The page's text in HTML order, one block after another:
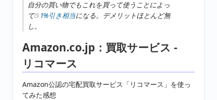
自分の買い物でもこれを買って使うことによっ
て
1%引き相当になる。デメリットほとんど無
し。
Amazon.co.jp：買取サービス -
リコマース
Amazon公認の宅配買取サービス「リコマース」を使っ
てみた感想